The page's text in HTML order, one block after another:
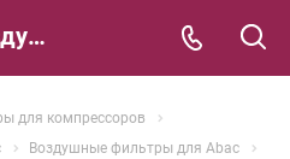
2236105791 Воздушный фильтр ABAC
для компрессоров
Воздушные фильтры для Abac